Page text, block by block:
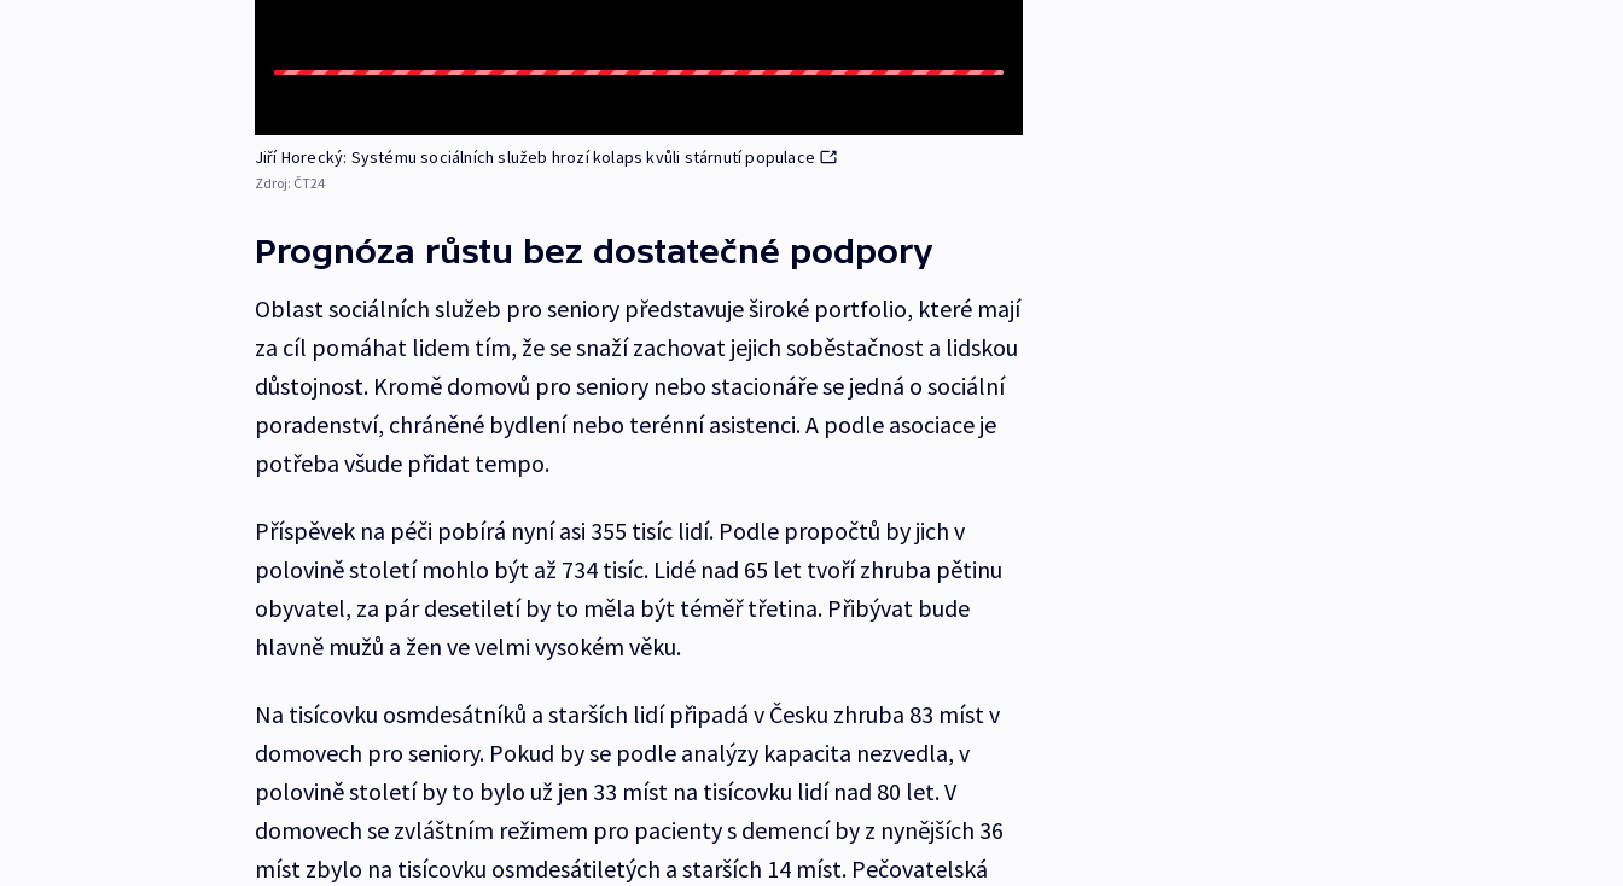
Jiří Horecký: Systému sociálních služeb hrozí kolaps kvůli stárnutí populace
Zdroj: ČT24
Prognóza růstu bez dostatečné podpory
Oblast sociálních služeb pro seniory představuje široké portfolio, které mají
za cíl pomáhat lidem tím, že se snaží zachovat jejich soběstačnost a lidskou
důstojnost. Kromě domovů pro seniory nebo stacionáře se jedná o sociální
poradenství, chráněné bydlení nebo terénní asistenci. A podle asociace je
potřeba všude přidat tempo.
Příspěvek na péči pobírá nyní asi 355 tisíc lidí. Podle propočtů by jich v
polovině století mohlo být až 734 tisíc. Lidé nad 65 let tvoří zhruba pětinu
obyvatel, za pár desetiletí by to měla být téměř třetina. Přibývat bude
hlavně mužů a žen ve velmi vysokém věku.
Na tisícovku osmdesátníků a starších lidí připadá v Česku zhruba 83 míst v
domovech pro seniory. Pokud by se podle analýzy kapacita nezvedla, v
polovině století by to bylo už jen 33 míst na tisícovku lidí nad 80 let. V
domovech se zvláštním režimem pro pacienty s demencí by z nynějších 36
míst zbylo na tisícovku osmdesátiletých a starších 14 míst. Pečovatelská